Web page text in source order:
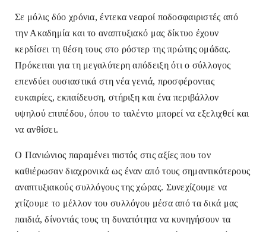
Σε μόλις δύο χρόνια, έντεκα νεαροί ποδοσφαιριστές από
την Ακαδημία και το αναπτυξιακό μας δίκτυο έχουν
κερδίσει τη θέση τους στο ρόστερ της πρώτης ομάδας.
Πρόκειται για τη μεγαλύτερη απόδειξη ότι ο σύλλογος
επενδύει ουσιαστικά στη νέα γενιά, προσφέροντας
ευκαιρίες, εκπαίδευση, στήριξη και ένα περιβάλλον
υψηλού επιπέδου, όπου το ταλέντο μπορεί να εξελιχθεί και
να ανθίσει.
Ο Πανιώνιος παραμένει πιστός στις αξίες που τον
καθιέρωσαν διαχρονικά ως έναν από τους σημαντικότερους
αναπτυξιακούς συλλόγους της χώρας. Συνεχίζουμε να
χτίζουμε το μέλλον του συλλόγου μέσα από τα δικά μας
παιδιά, δίνοντάς τους τη δυνατότητα να κυνηγήσουν τα